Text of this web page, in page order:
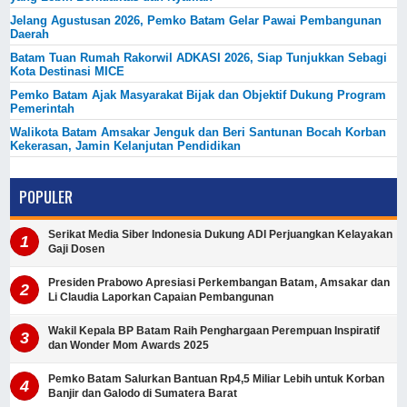
Jelang Agustusan 2026, Pemko Batam Gelar Pawai Pembangunan
Daerah
Batam Tuan Rumah Rakorwil ADKASI 2026, Siap Tunjukkan Sebagi
Kota Destinasi MICE
Pemko Batam Ajak Masyarakat Bijak dan Objektif Dukung Program
Pemerintah
Walikota Batam Amsakar Jenguk dan Beri Santunan Bocah Korban
Kekerasan, Jamin Kelanjutan Pendidikan
POPULER
Serikat Media Siber Indonesia Dukung ADI Perjuangkan Kelayakan
Gaji Dosen
Presiden Prabowo Apresiasi Perkembangan Batam, Amsakar dan
Li Claudia Laporkan Capaian Pembangunan
Wakil Kepala BP Batam Raih Penghargaan Perempuan Inspiratif
dan Wonder Mom Awards 2025
Pemko Batam Salurkan Bantuan Rp4,5 Miliar Lebih untuk Korban
Banjir dan Galodo di Sumatera Barat